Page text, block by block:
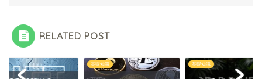
RELATED POST
基礎知識 基礎知識